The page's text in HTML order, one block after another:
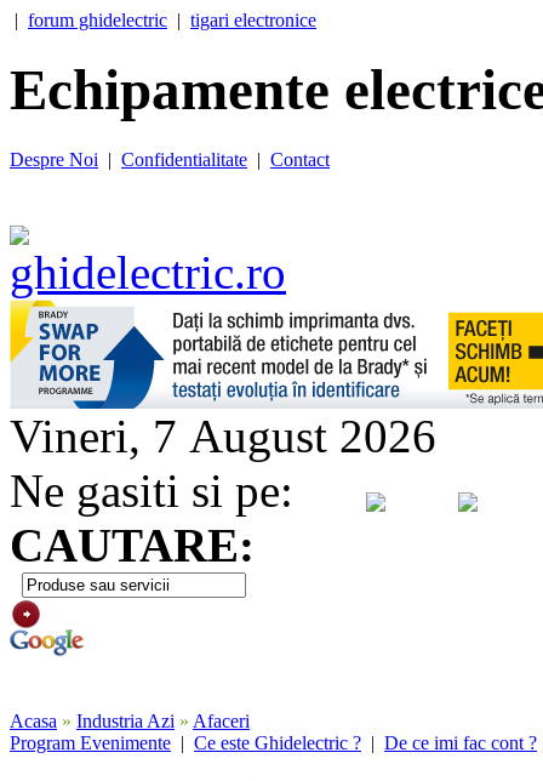
| forum ghidelectric | tigari electronice
Echipamente
Despre Noi | Confidentialitate | Contact
Vineri, 7 August 2026
Ne gasiti si pe:
CAUTARE:
Acasa » Industria Azi » Afaceri
Program Evenimente | Ce este Ghidelectric ? | De ce imi fac cont ?